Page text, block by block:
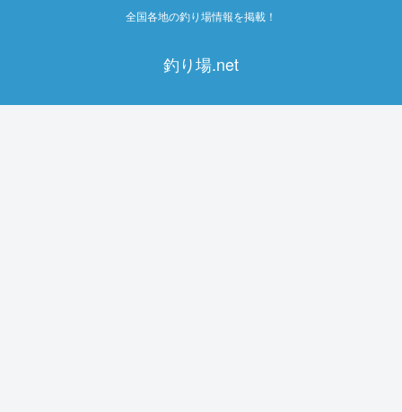
全国各地の釣り場情報を掲載！
釣り場.net